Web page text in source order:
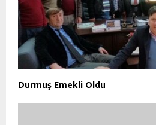
Durmuş Emekli Oldu